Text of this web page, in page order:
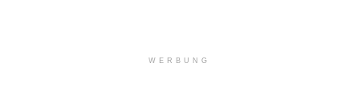
WERBUNG